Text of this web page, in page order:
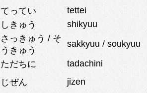
てってい
tettei
しきゅう
shikyuu
さっきゅう / そ
うきゅう
sakkyuu / soukyuu
ただちに
tadachini
じぜん jizen